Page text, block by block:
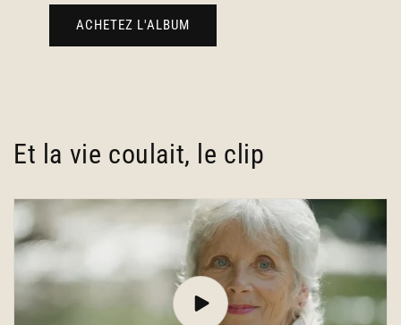
ACHETEZ L'ALBUM
Et la vie coulait, le clip